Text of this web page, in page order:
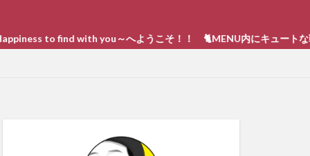
you～へようこそ！！ 🐈MENU内にキュートな戦い 猫動画あり